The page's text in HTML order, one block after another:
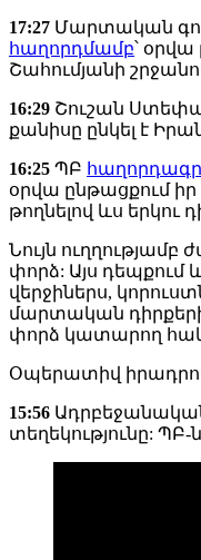
17:27 Մարտական
հաղորդմամբ՝
Շահումյանի
16:29 Շուշան
քանիսը ընկել է
16:25 ՊԲ
օրվա ընթացքում
թողնելով ևս երկու
Նույն
փորձ: Այս
վերջիներս,
մարտական
փորձ կատարող
Օպերատիվ
15:56
տեղեկությունը: